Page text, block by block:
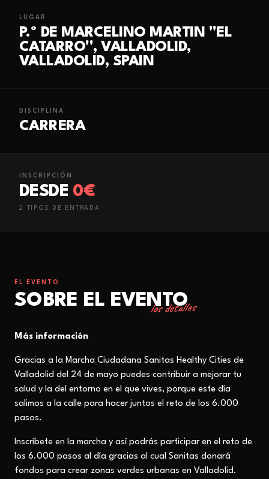
LUGAR
P.º DE MARCELINO MARTIN ''EL
CATARRO'', VALLADOLID,
VALLADOLID, SPAIN
DISCIPLINA
CARRERA
INSCRIPCIÓN
DESDE 0€
2 TIPO S DE ENTRADA
EL EVENTO
SOBRE EL EVENTO
los detalles
Más información
Gracias a la Marcha Ciudadana Sanitas Healthy Cities de
Valladolid del 24 de mayo puedes contribuir a mejorar tu
salud y la del entorno en el que vives, porque este día
salimos a la calle para hacer juntos el reto de los 6.000
pasos.
Inscríbete en la marcha y así podrás participar en el reto de
los 6.000 pasos al día gracias al cual Sanitas donará
fondos para crear zonas verdes urbanas en Valladolid.